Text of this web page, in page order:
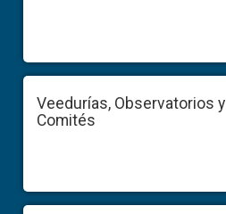
Veedurías, Observatorios y
Comités